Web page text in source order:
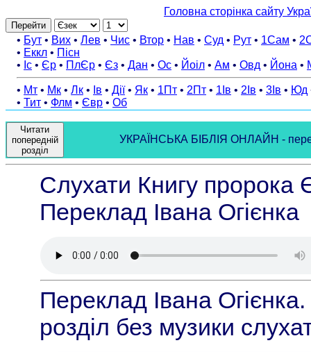
Головна сторінка сайту
Перейти
• Бут • Вих • Лев • Чис • Втор • Нав • Суд • Рут • 1Сам •
• Еккл • Пісн
• Іс • Єр • ПлЄр • Єз • Дан • Ос • Йоіл • Ам • Овд • Йона •
• Мт • Мк • Лк • Ів • Дії • Як • 1Пт • 2Пт • 1Ів • 2Ів • 3Ів • Юд
• Тит • Флм • Євр • Об
Читати
попередній
розділ
УКРАЇНСЬКА БІБЛІЯ ОНЛАЙН -
Слухати Книгу пророка
Переклад Івана Огієнка
Переклад Івана
розділ без музики